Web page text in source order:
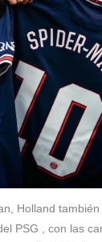
Holland
PSG , con las